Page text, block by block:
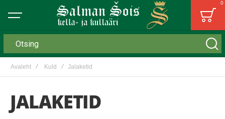
Bag
0
Otsing
Avaleht Kuld Jalaketid
JALAKETID